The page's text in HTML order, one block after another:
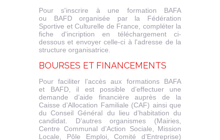
Pour s'inscrire à une formation BAFA
ou BAFD organisée par la Fédération
Sportive et Culturelle de France, compléter la
fiche d'incription en téléchargement ci-
dessous et envoyer celle-ci à l'adresse de la
structure organisatrice.
BOURSES ET FINANCEMENTS
Pour faciliter l’accès aux formations BAFA
et BAFD, il est possible d’effectuer une
demande d’aide financière auprès de la
Caisse d’Allocation Familiale (CAF) ainsi que
du Conseil Général du lieu d’habitation du
candidat. D’autres organismes (Mairies,
Centre Communal d’Action Sociale, Mission
Locale, Pôle Emploi, Comité d’Entreprise)